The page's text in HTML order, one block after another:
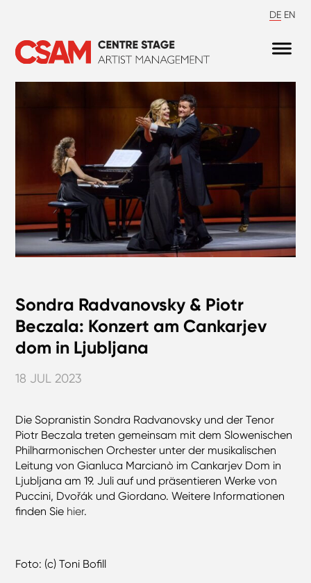
DE EN
Sondra Radvanovsky & Piotr
Beczala: Konzert am Cankarjev
dom in Ljubljana
18 JUL 2023
Die Sopranistin Sondra Radvanovsky und der Tenor
Piotr Beczala treten gemeinsam mit dem Slowenischen
Philharmonischen Orchester unter der musikalischen
Leitung von Gianluca Marcianò im Cankarjev Dom in
Ljubljana am 19. Juli auf und präsentieren Werke von
Puccini, Dvořák und Giordano. Weitere Informationen
finden Sie hier.
Foto: (c) Toni Bofill